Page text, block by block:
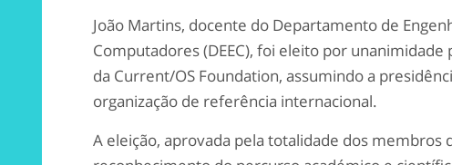
João Martins, docente do Departamento de
Computadores (DEEC), foi eleito por
da Current/OS Foundation, assumindo a
organização de referência internacional.
A eleição, aprovada pela totalidade dos membros